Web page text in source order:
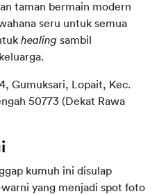
taman bermain modern
seru untuk semua
healing sambil
Gumuksari, Lopait, Kec.
50773 (Dekat Rawa
kumuh ini disulap
yang menjadi spot foto